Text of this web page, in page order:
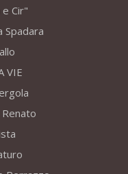
e Cir"
Spadara
VIE